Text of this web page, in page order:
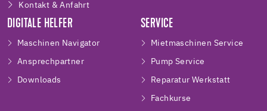
Kontakt & Anfahrt
DIGITALE HELFER
Maschinen Navigator
Ansprechpartner
Downloads
SERVICE
Mietmaschinen Service
Pump Service
Reparatur Werkstatt
Fachkurse